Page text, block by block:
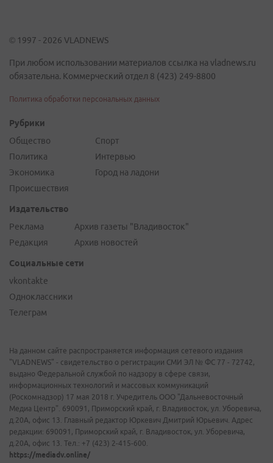
© 1997 - 2026 VLADNEWS
При любом использовании материалов ссылка на vladnews.ru
обязательна. Коммерческий отдел 8 (423) 249-8800
Политика обработки персональных данных
Рубрики
Общество
Политика
Экономика
Происшествия
Спорт
Интервью
Город на ладони
Издательство
Реклама
Редакция
Архив газеты "Владивосток"
Архив новостей
Социальные сети
vkontakte
Одноклассники
Телеграм
На данном сайте распространяется информация сетевого издания
"VLADNEWS" - свидетельство о регистрации СМИ ЭЛ № ФС 77 - 72742,
выдано Федеральной службой по надзору в сфере связи,
информационных технологий и массовых коммуникаций
(Роскомнадзор) 17 мая 2018 г. Учредитель ООО "Дальневосточный
Медиа Центр". 690091, Приморский край, г. Владивосток, ул. Уборевича,
д.20А, офис 13. Главный редактор Юркевич Дмитрий Юрьевич. Адрес
редакции: 690091, Приморский край, г. Владивосток, ул. Уборевича,
д.20А, офис 13. Тел.: +7 (423) 2-415-600.
https://mediadv.online/